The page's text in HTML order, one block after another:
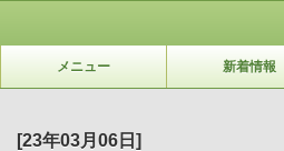
メニュー 新着情報
[23年03月06日]